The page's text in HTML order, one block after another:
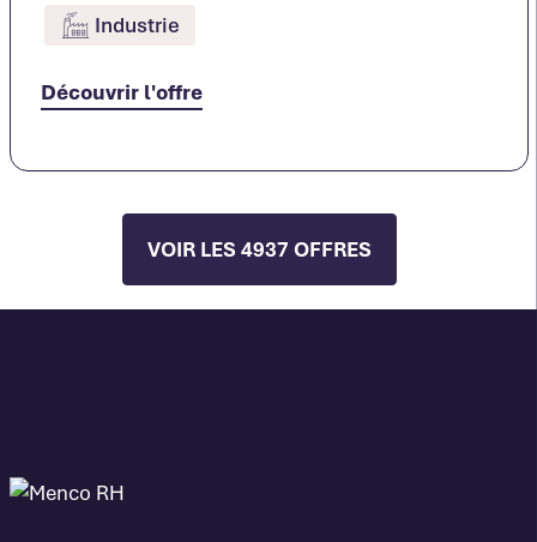
Industrie
Découvrir l'offre
VOIR LES 4937 OFFRES